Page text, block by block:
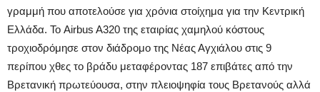
γραμμή που αποτελούσε για χρόνια στοίχημα για την Κεντρική
Ελλάδα. Το Airbus A320 της εταιρίας χαμηλού κόστους
τροχιοδρόμησε στον διάδρομο της Νέας Αγχιάλου στις 9
περίπου χθες το βράδυ μεταφέροντας 187 επιβάτες από την
Βρετανική πρωτεύουσα, στην πλειοψηφία τους Βρετανούς αλλά